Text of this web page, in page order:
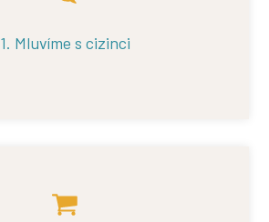
1. Mluvíme s cizinci